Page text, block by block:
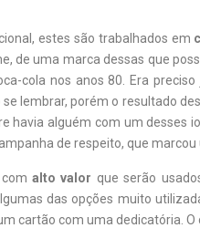
estes são trabalhados em
de uma marca dessas que
cola nos anos 80. Era
lembrar, porém o resultado
havia alguém com um
de respeito, que
comalto valor que serão
das opções muito
cartão com uma dedicatória. O